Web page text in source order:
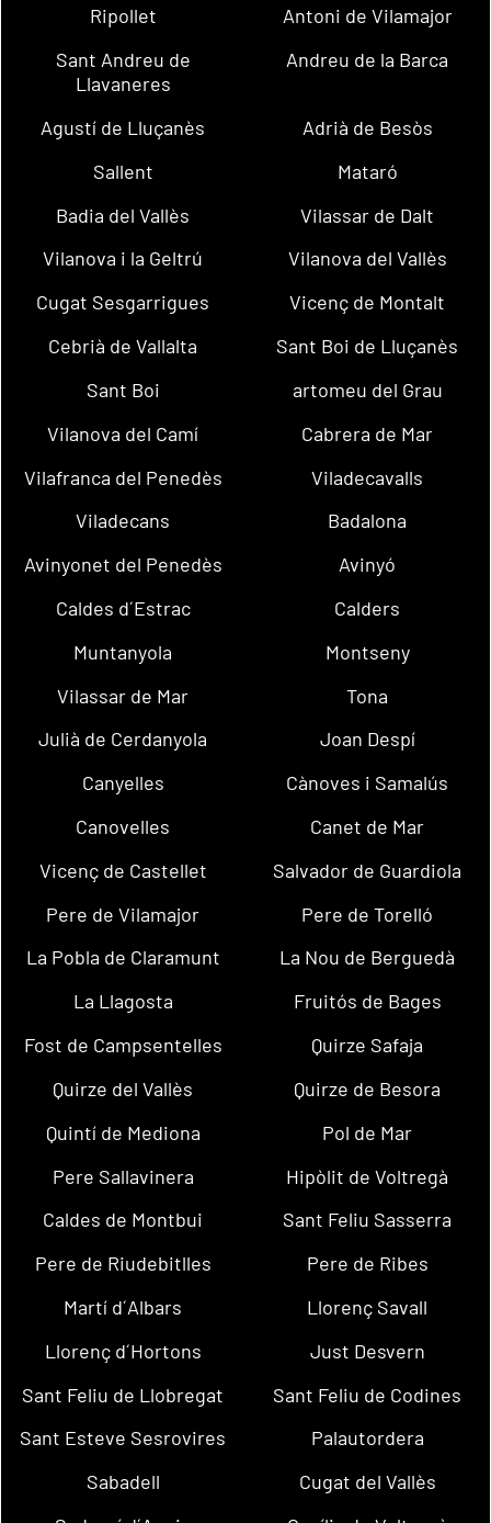
Ripollet
Antoni de Vilamajor
Sant Andreu de
Llavaneres
Andreu de la Barca
Agustí de Lluçanès
Adrià de Besòs
Sallent
Mataró
Badia del Vallès
Vilassar de Dalt
Vilanova i la Geltrú
Vilanova del Vallès
Cugat Sesgarrigues
Vicenç de Montalt
Cebrià de Vallalta
Sant Boi de Lluçanès
Sant Boi
artomeu del Grau
Vilanova del Camí
Cabrera de Mar
Vilafranca del Penedès
Viladecavalls
Viladecans
Badalona
Avinyonet del Penedès
Avinyó
Caldes d´Estrac
Calders
Muntanyola
Montseny
Vilassar de Mar
Tona
Julià de Cerdanyola
Joan Despí
Canyelles
Cànoves i Samalús
Canovelles
Canet de Mar
Vicenç de Castellet
Salvador de Guardiola
Pere de Vilamajor
Pere de Torelló
La Pobla de Claramunt
La Nou de Berguedà
La Llagosta
Fruitós de Bages
Fost de Campsentelles
Quirze Safaja
Quirze del Vallès
Quirze de Besora
Quintí de Mediona
Pol de Mar
Pere Sallavinera
Hipòlit de Voltregà
Caldes de Montbui
Sant Feliu Sasserra
Pere de Riudebitlles
Pere de Ribes
Martí d´Albars
Llorenç Savall
Llorenç d´Hortons
Just Desvern
Sant Feliu de Llobregat
Sant Feliu de Codines
Sant Esteve Sesrovires
Palautordera
Sabadell
Cugat del Vallès